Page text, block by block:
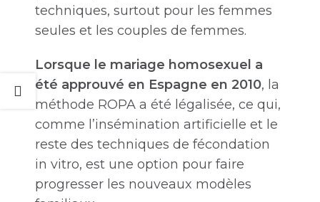
techniques, surtout pour les femmes
seules et les couples de femmes.
Lorsque le mariage homosexuel a
été approuvé en Espagne en 2010, la
méthode ROPA a été légalisée, ce qui,
comme l’insémination artificielle et le
reste des techniques de fécondation
in vitro, est une option pour faire
progresser les nouveaux modèles